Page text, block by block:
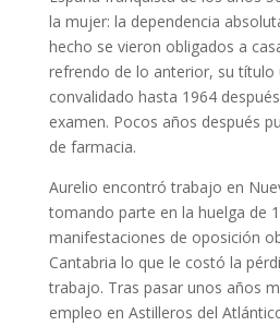
la mujer: la dependencia
hecho se vieron obligados a
refrendo de lo anterior, su título
convalidado hasta 1964
examen. Pocos años después
de farmacia.
Aurelio encontró trabajo en
tomando parte en la huelga de
manifestaciones de oposición
Cantabria lo que le costó la
trabajo. Tras pasar unos años
empleo en Astilleros del